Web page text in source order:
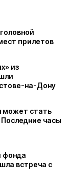
прилетов
из
на-Дону
может стать
часы
фонда
встреча с